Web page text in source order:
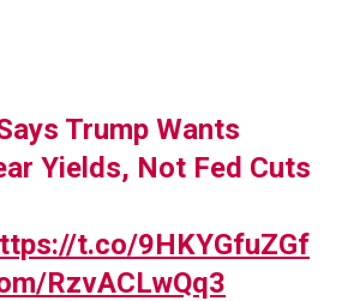
Trump Wants
Yields, Not Fed Cuts
t.co/9HKYGfuZGf
RzvACLwQq3